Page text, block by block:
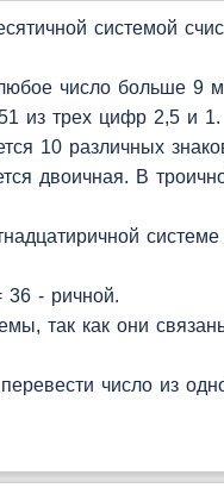
системой
число больше 9
из трех цифр 2,5 и 1.
10 различных
двоичная. В
системе
36 - ричной.
так как они
число из